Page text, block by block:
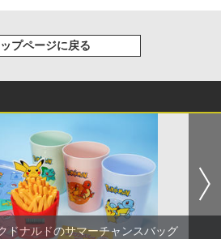
ップページに戻る
ドナルドのサマーチャンスバッグ